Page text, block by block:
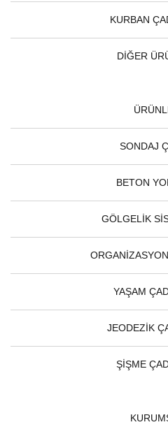
KURBAN
DİĞER
SONDAJ
BETON
GÖLGELİK
YAŞAM
JEODEZİK
ŞİŞME